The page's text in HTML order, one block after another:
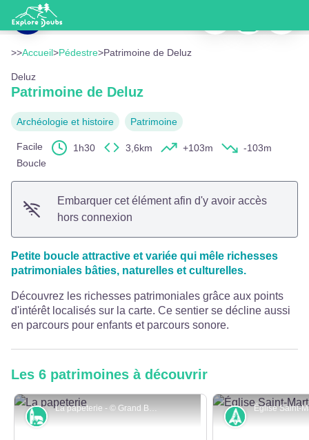
Patrimoine de Deluz
Voir l'image en plein écran
>>Accueil>Pédestre>Patrimoine de Deluz
Deluz
Patrimoine de Deluz
Archéologie et histoire Patrimoine
Facile 1h30 3,6km +103m
-103m
Boucle
Embarquer cet élément afin d'y avoir accès
hors connexion
Petite boucle attractive et variée qui mêle richesses
patrimoniales bâties, naturelles et culturelles.
Découvrez les richesses patrimoniales grâce aux points
d'intérêt localisés sur la carte. Ce sentier se décline aussi
en parcours pour enfants et parcours sonore.
Les 6 patrimoines à découvrir
La papeterie - © Grand Besançon Métropole
Petit patrimoine Histoire